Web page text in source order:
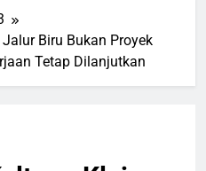
Biru Bukan Proyek
Tetap Dilanjutkan